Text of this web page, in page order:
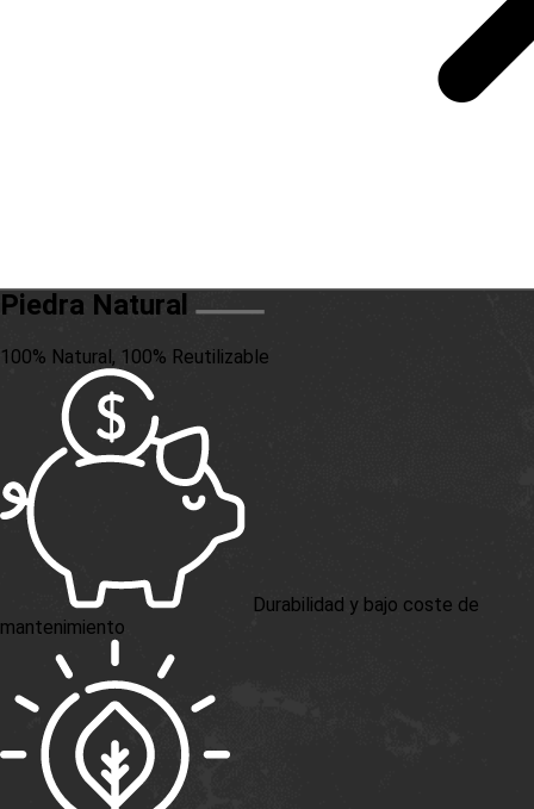
Piedra Natural
100% Natural, 100% Reutilizable
Durabilidad y bajo coste de
mantenimiento